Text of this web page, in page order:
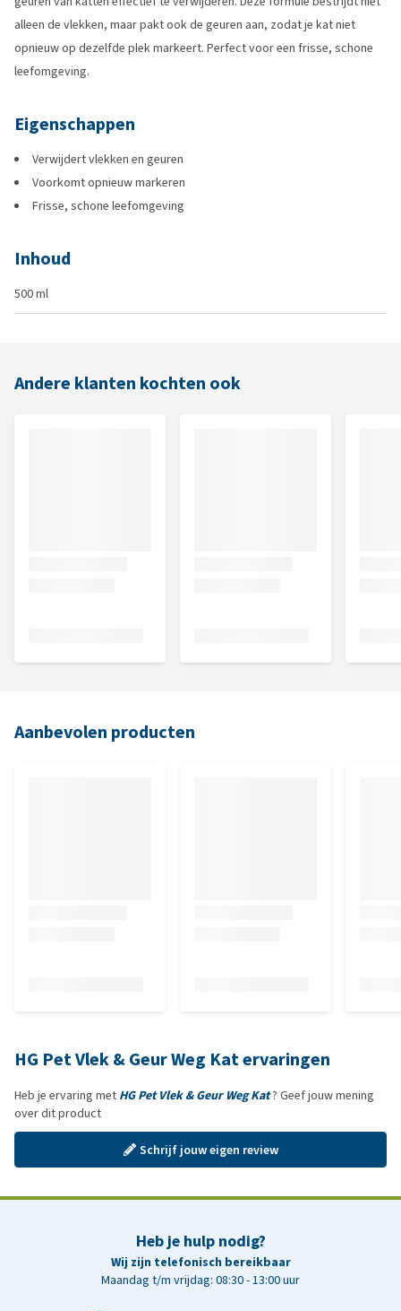
alleen de vlekken, maar pakt ook de geuren aan, zodat je kat niet
opnieuw op dezelfde plek markeert. Perfect voor een frisse, schone
leefomgeving.
Eigenschappen
Verwijdert vlekken en geuren
Voorkomt opnieuw markeren
Frisse, schone leefomgeving
Inhoud
500 ml
Andere klanten kochten ook
Aanbevolen producten
HG Pet Vlek & Geur Weg Kat ervaringen
Heb je ervaring met HG Pet Vlek & Geur Weg Kat? Geef jouw mening
over dit product
Schrijf jouw eigen review
Heb je hulp nodig?
Wij zijn telefonisch bereikbaar
Maandag t/m vrijdag: 08:30 - 13:00 uur